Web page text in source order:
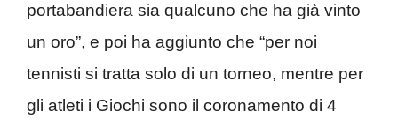
portabandiera sia qualcuno che ha già vinto
un oro”, e poi ha aggiunto che “per noi
tennisti si tratta solo di un torneo, mentre per
gli atleti i Giochi sono il coronamento di 4